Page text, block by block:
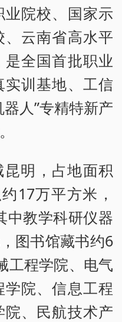
院校、国家示
云南省高水平
全国首批职业
训基地、工信
人”专精特新产
明，占地面积
17万平方米，
中教学科研仪器
图书馆藏书约6
工程学院、电气
院、信息工程
、民航技术产